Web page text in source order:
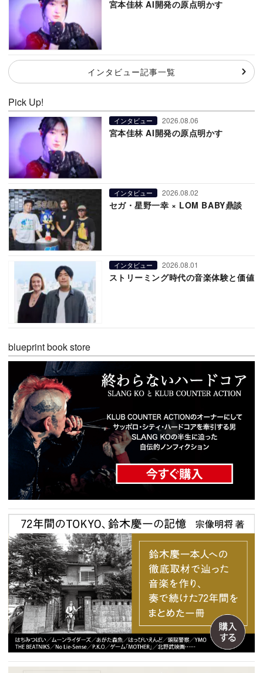
宮本佳林 AI開発の原点明かす
インタビュー記事一覧
Pick Up!
インタビュー 2026.08.06
宮本佳林 AI開発の原点明かす
インタビュー 2026.08.02
セガ・星野一幸 × LOM BABY鼎談
インタビュー 2026.08.01
ストリーミング時代の音楽体験と価値
blueprint book store